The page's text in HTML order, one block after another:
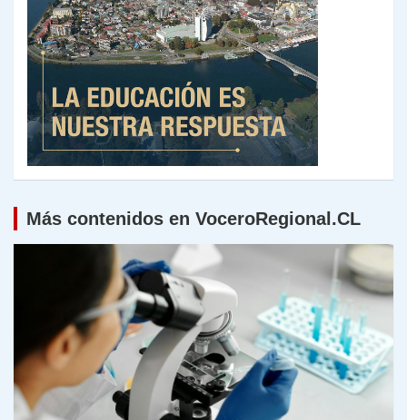
Más contenidos en VoceroRegional.CL